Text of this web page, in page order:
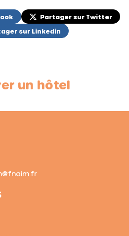
Partager sur Twitter
sur Linkedin
un hôtel